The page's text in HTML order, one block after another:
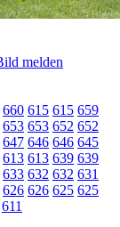
660 615 615 659
653 653 652 652
647 646 646 645
613 613 639 639
633 632 632 631
626 626 625 625
611